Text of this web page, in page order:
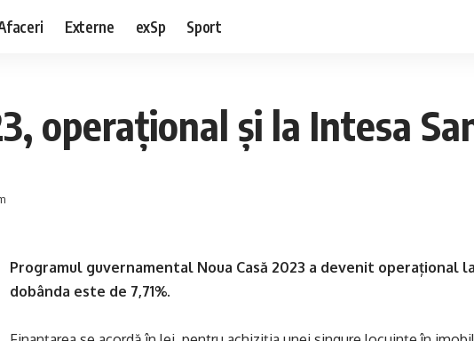
Externe exSp Sport
operațional și la Intesa
Programul guvernamental Noua Casă 2023 a devenit operațional
dobânda este de 7,71%.